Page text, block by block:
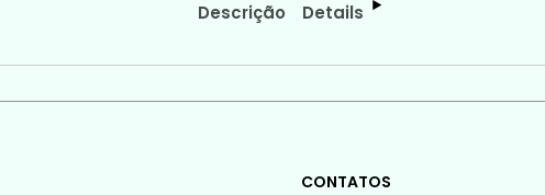
Descrição Details
CONTATOS